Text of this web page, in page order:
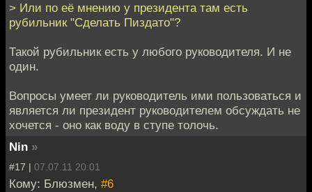
> Или по её мнению у президента там есть
рубильник "Сделать Пиздато"?
Такой рубильник есть у любого руководителя. И не
один.
Вопросы умеет ли руководитель ими пользоваться и
является ли президент руководителем обсуждать не
хочется - оно как воду в ступе толочь.
Nin »
#17 | 07.07.11 20:01
Кому: Блюзмен, #6